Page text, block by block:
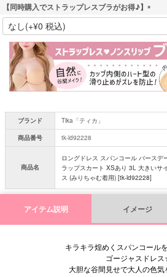
【同時購入でストラップレスブラがお得♪】
(
必
須
)
ブランド
Tika「ティカ」
商品番号
tk-ld92228
商品名
ロングドレス スパンコール バース
ラップスカート XSあり 3L 大きいサ
ス (みりちゃむ着用) [tk-ld92228]
アイテム説明 イメージ
キラキラ煌めくスパンコール
ゴージャスドレ
大胆な谷間見せで大人の色気